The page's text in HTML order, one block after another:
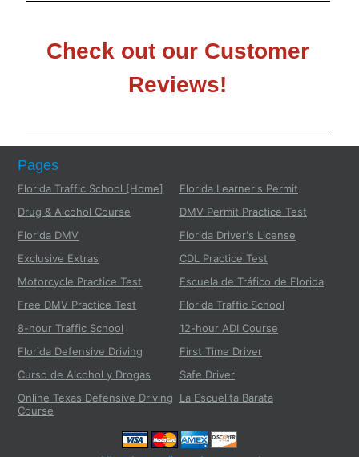
Check out our Customer
Reviews!
Pages
Florida Traffic School [Home]
Florida Learner's Permit
Drug & Alcohol Course
DMV Permit Practice Test
Florida DMV
Florida Driver's License
Exclusive Extras
CDL Practice Test
Motorcycle Practice Test
Escuela de Tráfico de Florida
Free DMV Practice Test
Florida Traffic School
8-hour Traffic School
12-hour ADI Course
Florida Defensive Driving
First Time Driver
Curso de Alcohol y Drogas
Safe Driver
Online Texas Defensive Driving
Course
La Escuelita Barata